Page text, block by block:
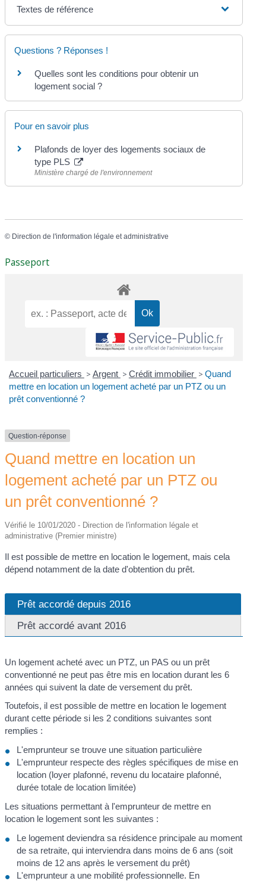
Textes de référence
Questions ? Réponses !
Quelles sont les conditions pour obtenir un
logement social ?
Pour en savoir plus
Plafonds de loyer des logements sociaux de
type PLS
Ministère chargé de l'environnement
© Direction de l'information légale et administrative
Passeport
Accueil particuliers > Argent > Crédit immobilier > Quand
mettre en location un logement acheté par un PTZ ou un
prêt conventionné ?
Question-réponse
Quand mettre en location un
logement acheté par un PTZ ou
un prêt conventionné ?
Vérifié le 10/01/2020 - Direction de l'information légale et
administrative (Premier ministre)
Il est possible de mettre en location le logement, mais cela
dépend notamment de la date d'obtention du prêt.
Prêt accordé depuis 2016
Prêt accordé avant 2016
Un logement acheté avec un PTZ, un PAS ou un prêt
conventionné ne peut pas être mis en location durant les 6
années qui suivent la date de versement du prêt.
Toutefois, il est possible de mettre en location le logement
durant cette période si les 2 conditions suivantes sont
remplies :
L'emprunteur se trouve une situation particulière
L'emprunteur respecte des règles spécifiques de mise en
location (loyer plafonné, revenu du locataire plafonné,
durée totale de location limitée)
Les situations permettant à l'emprunteur de mettre en
location le logement sont les suivantes :
Le logement deviendra sa résidence principale au moment
de sa retraite, qui interviendra dans moins de 6 ans (soit
moins de 12 ans après le versement du prêt)
L'emprunteur a une mobilité professionnelle. En